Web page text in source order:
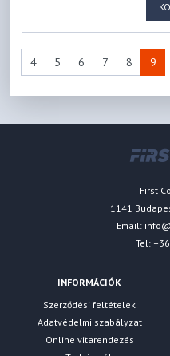
4 5 6 7 8 9
First
1141
Email:
Tel:
INFORMÁCIÓK
Szerződési feltételek
Adatvédelmi szabályzat
Online vitarendezés